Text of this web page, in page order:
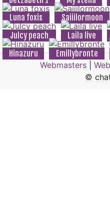
Luna foxis
Saiiilormoon
Julcy peach
Laila live
Hinazuru
Emillybronte
Webmasters
©